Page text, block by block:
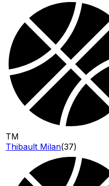
TM
Thibault Milan(37)